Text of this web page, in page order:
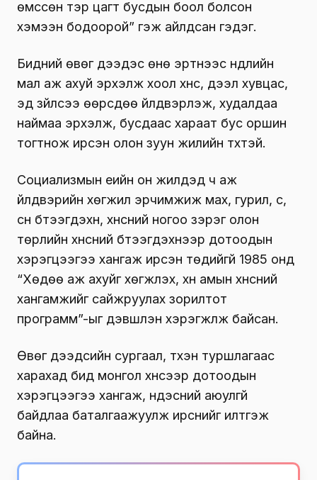
өмссөн тэр цагт бусдын боол болсон
хэмээн бодоорой” гэж айлдсан гэдэг.
Бидний өвөг дээдэс өнө эртнээс нүүдлийн
мал аж ахуй эрхэлж хоол хүнс, дээл хувцас,
эд зүйлсээ өөрсдөө үйлдвэрлэж, худалдаа
наймаа эрхэлж, бусдаас хараат бус оршин
тогтнож ирсэн олон зуун жилийн түүхтэй.
Социализмын үеийн он жилүүдэд ч аж
үйлдвэрийн хөгжил эрчимжиж мах, гурил, сүү,
сүүн бүтээгдэхүүн, хүнсний ногоо зэрэг олон
төрлийн хүнсний бүтээгдэхүүнээр дотоодын
хэрэгцээгээ хангаж ирсэн төдийгүй 1985 онд
“Хөдөө аж ахуйг хөгжүүлэх, хүн амын хүнсний
хангамжийг сайжруулах зорилтот
программ”-ыг дэвшүүлэн хэрэгжүүлж байсан.
Өвөг дээдсийн сургаал, түүхэн туршлагаас
харахад бид монгол хүнсээр дотоодын
хэрэгцээгээ хангаж, үндэсний аюулгүй
байдлаа баталгаажуулж ирснийг илтгэж
байна.